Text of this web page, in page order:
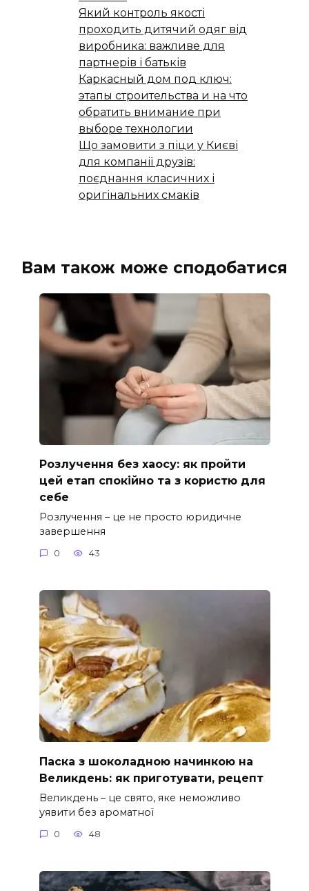
Який контроль якості
проходить дитячий одяг від
виробника: важливе для
партнерів і батьків
Каркасный дом под ключ:
этапы строительства и на что
обратить внимание при
выборе технологии
Що замовити з піци у Києві
для компанії друзів:
поєднання класичних і
оригінальних смаків
Вам також може сподобатися
Розлучення без хаосу: як пройти
цей етап спокійно та з користю для
себе
Розлучення – це не просто юридичне
завершення
0 43
Паска з шоколадною начинкою на
Великдень: як приготувати, рецепт
Великдень – це свято, яке неможливо
уявити без ароматної
0 48